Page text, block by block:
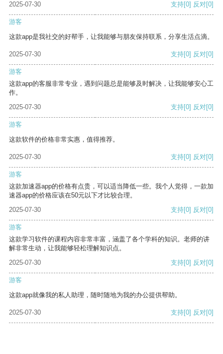
2025-07-30
支持[0] 反对[0]
游客
这款app是我社交的好帮手，让我能够与朋友保持联系，分享生活点滴。
2025-07-30 支持[0] 反对[0]
游客
这款app的客服非常专业，遇到问题总是能够及时解决，让我能够安心工
作。
2025-07-30
支持[0] 反对[0]
游客
这款软件的价格非常实惠，值得推荐。
2025-07-30 支持[0] 反对[0]
游客
这款加速器app的价格有点贵，可以适当降低一些。我个人觉得，一款加
速器app的价格应该在50元以下才比较合理。
2025-07-30
支持[0] 反对[0]
游客
这款学习软件的课程内容非常丰富，涵盖了各个学科的知识。老师的讲
解非常生动，让我能够轻松理解知识点。
2025-07-30
支持[0] 反对[0]
游客
这款app就像我的私人助理，随时随地为我的办公提供帮助。
2025-07-30 支持[0] 反对[0]